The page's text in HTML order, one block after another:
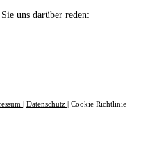
uns darüber reden:
| Datenschutz | Cookie Richtlinie